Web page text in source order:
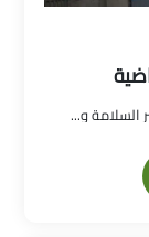
السلامة و...